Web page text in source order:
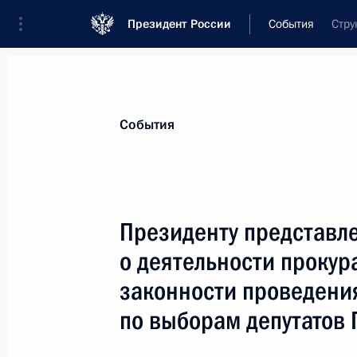
Президент России События
Новости
Встреча со студентами факультета
25 января 2012 года, 15:30 Москва
События
Президенту
о деятельности
законности
по выборам депутатов